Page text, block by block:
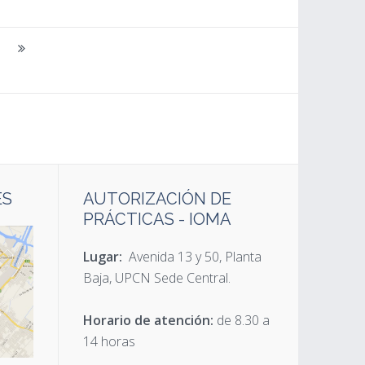
AUTORIZACIÓN DE
PRÁCTICAS - IOMA
Lugar: Avenida 13 y 50, Planta
Baja, UPCN Sede Central.
Horario de atención: de 8.30 a
14 horas